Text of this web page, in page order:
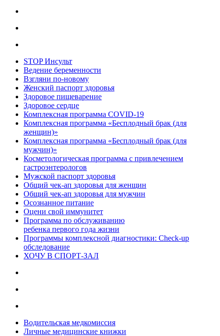
STOP Инсульт
Ведение беременности
Взгляни по-новому
Женский паспорт здоровья
Здоровое пищеварение
Здоровое сердце
Комплексная программа COVID-19
Комплексная программа «Бесплодный брак (для
женщин)»
Комплексная программа «Бесплодный брак (для
мужчин)»
Косметологическая программа с привлечением
гастроэнтерологов
Мужской паспорт здоровья
Общий чек-ап здоровья для женщин
Общий чек-ап здоровья для мужчин
Осознанное питание
Оцени свой иммунитет
Программа по обслуживанию
ребенка первого года жизни
Программы комплексной диагностики: Check-up
обследование
ХОЧУ В CПОРТ-ЗАЛ
Водительская медкомиссия
Личные медицинские книжки